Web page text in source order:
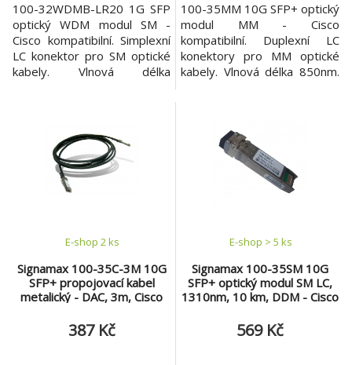
100-32WDMB-LR20 1G SFP
optický WDM modul SM -
Cisco kompatibilní. Simplexní
LC konektor pro SM optické
kabely. Vlnová délka
diagnostiky. 100-32WDMB-
LR20 je 1G SFP optický
WDM modul s konektorem
LC pro Singlemode kabel na
vln. délkách Tx1550nm a
100-35MM 10G SFP+ optický
modul MM - Cisco
kompatibilní. Duplexní LC
konektory pro MM optické
kabely. Vlnová délka 850nm.
10G SFP+ optický modul s
konektorem LC pro
Multimode kabel na vln. délce
850nm. Modul je kompatibilní
se zařízeními jiných výrobců
Signamax 100-35C-3M 10G
SFP+ propojovací kabel
metalický - DAC, 3m, Cisco
E-shop 2 ks
387 Kč
Signamax 100-35SM 10G
SFP+ optický modul SM LC,
1310nm, 10 km, DDM - Cisco
E-shop > 5 ks
569 Kč